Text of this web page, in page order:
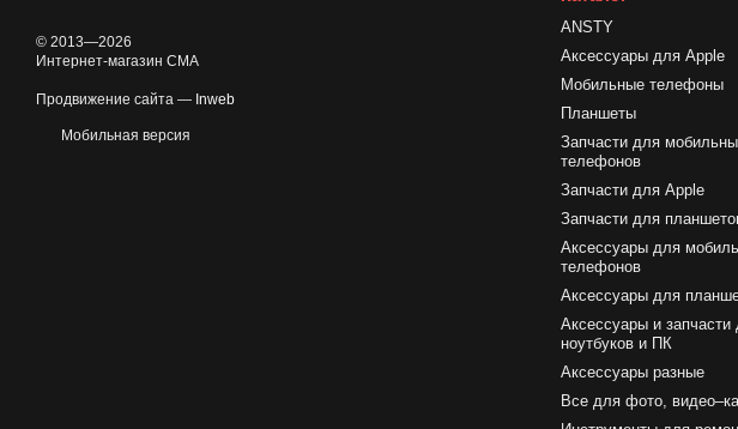
© 2013—2026
Интернет-магазин CMA
Продвижение сайта — Inweb
Мобильная версия
ANSTY
Аксессуары для Apple
Мобильные телефоны
Планшеты
Запчасти для
телефонов
Запчасти для Apple
Запчасти для
Аксессуары для
телефонов
Аксессуары для
Аксессуары и запчасти
ноутбуков и ПК
Аксессуары разные
Все для фото,